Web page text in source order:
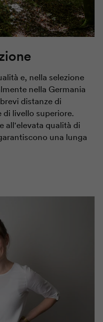
e, nella selezione
nella Germania
distanze di
di livello superiore.
all'elevata qualità di
una lunga